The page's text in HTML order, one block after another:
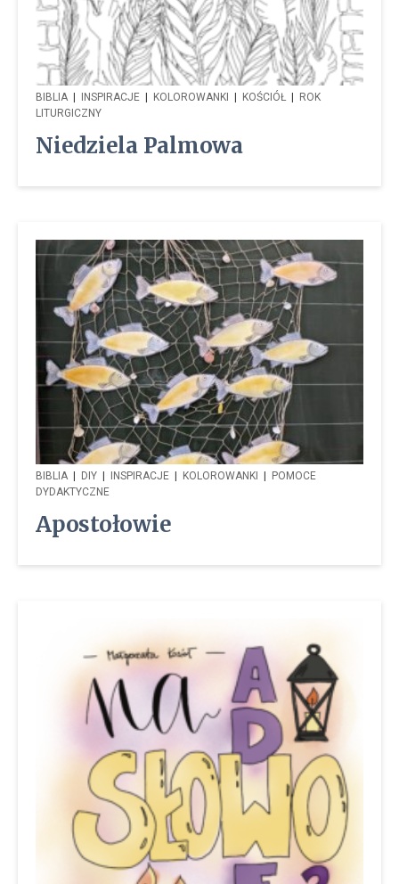
BIBLIA INSPIRACJE KOLOROWANKI KOŚCIÓŁ
ROK
LITURGICZNY
Niedziela Palmowa
BIBLIA DIY INSPIRACJE KOLOROWANKI
POMOCE
DYDAKTYCZNE
Apostołowie